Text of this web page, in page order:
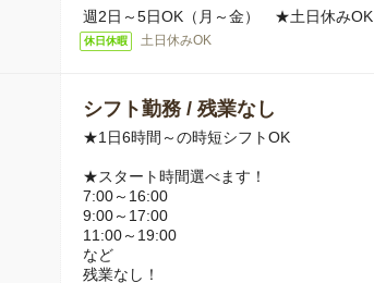
週2日～5日OK（月～金） ★土日休みOK
休日休暇 土日休みOK
シフト勤務 / 残業なし
★1日6時間～の時短シフトOK
★スタート時間選べます！
7:00～16:00
9:00～17:00
11:00～19:00
など
残業なし！